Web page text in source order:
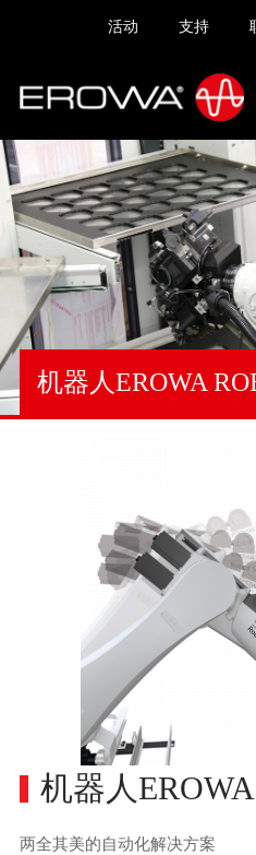
活动 支持
机器人EROWA
机器人
两全其美的自动化解决方案